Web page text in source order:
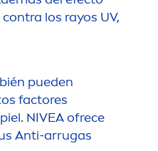
los rayos UV,
pueden
factores
NIVEAofrece
Anti-arrugas